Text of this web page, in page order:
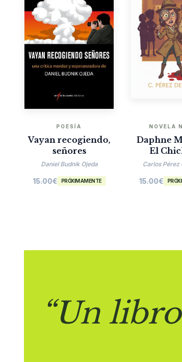
POESÍA
Vayan recogiendo,
señores
Daniel Budnik Ojeda
15.00€ PRÓXIMAMENTE
NOVELA
Daphne
El
Carlos Pérez
15.00€
“Un